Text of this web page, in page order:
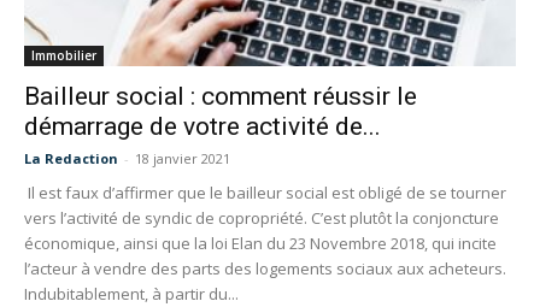
Immobilier
Bailleur social : comment réussir le
démarrage de votre activité de...
La Redaction - 18 janvier 2021
Il est faux d’affirmer que le bailleur social est obligé de se tourner
vers l’activité de syndic de copropriété. C’est plutôt la conjoncture
économique, ainsi que la loi Elan du 23 Novembre 2018, qui incite
l’acteur à vendre des parts des logements sociaux aux acheteurs.
Indubitablement, à partir du...